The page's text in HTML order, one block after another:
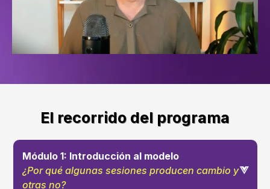
El recorrido del programa
Módulo 1: Introducción al modelo
¿Por qué algunas sesiones producen cambio y
otras no?